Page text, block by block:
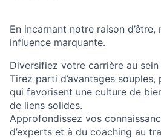
En incarnant notre raison d’être,
influence marquante.
Diversifiez votre carrière au
Tirez parti d’avantages
qui favorisent une culture de
de liens solides.
Approfondissez vos
d’experts et à du coaching au